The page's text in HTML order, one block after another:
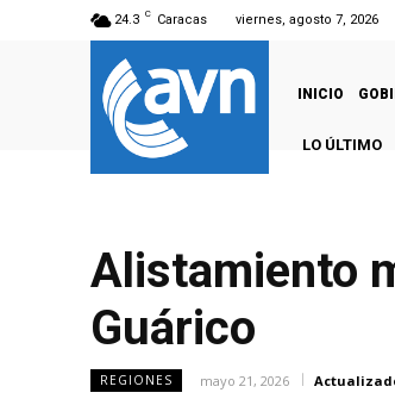
24.3 C Caracas viernes, agosto 7, 2026
INICIO
LO ÚLTIMO
Alistamiento
Guárico
REGIONES mayo 21, 2026